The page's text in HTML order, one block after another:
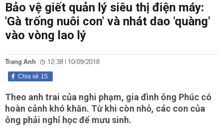
Bảo vệ giết quản lý siêu thị điện máy:
'Gà trống nuôi con' và nhát dao 'quàng'
vào vòng lao lý
Trang Anh 12:38 | 10/09/2018
15
Chia sẻ
Theo anh trai của nghi phạm, gia đình ông Phúc có
hoàn cảnh khó khăn. Từ khi còn nhỏ, các con của
ông phải nghỉ học để mưu sinh.